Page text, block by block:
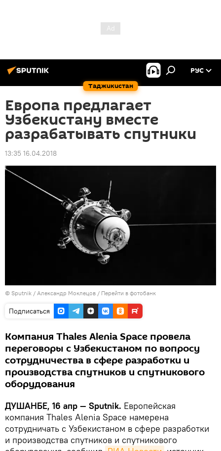
Таджикистан
РУС
Европа предлагает
Узбекистану вместе
разрабатывать спутники
13:35 16.04.2018
© Sputnik / Александр Моклецов / Перейти в фотобанк
Подписаться
Компания Thales Alenia Space провела
переговоры с Узбекистаном по вопросу
сотрудничества в сфере разработки и
производства спутников и спутникового
оборудования
ДУШАНБЕ, 16 апр — Sputnik. Европейская
компания Thales Alenia Space намерена
сотрудничать с Узбекистаном в сфере разработки
и производства спутников и спутникового